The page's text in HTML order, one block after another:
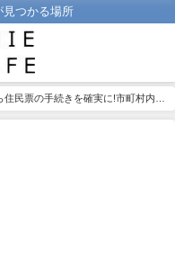
見つかる場所
住民票の手続きを確実に!市町村内外